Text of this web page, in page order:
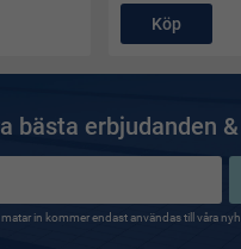
Köp
bästa erbjudanden
in kommer endast användas till våra